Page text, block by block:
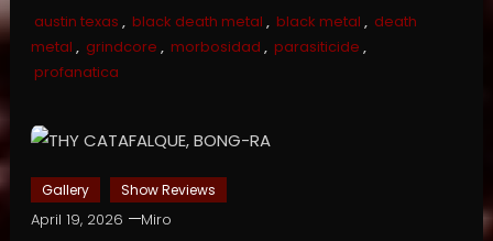
austin texas , black death metal , black metal , death
metal , grindcore , morbosidad , parasiticide ,
profanatica
Gallery Show Reviews
April 19, 2026 Miro